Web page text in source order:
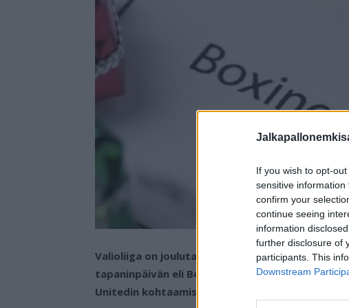
If you wish to opt-
sensitive
confirm your
continue seeing
information
further disclosure of
participants. This
Downstream
Valioliiga on joulutauon viettänyt ja sarja
tapaninpäivän eli Boxing Dayn kierroksella.
Unitedin kohtaamisella, joka päättyi tasapeliin